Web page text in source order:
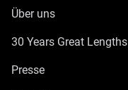
Über uns
30 Years Great Lengths
Presse